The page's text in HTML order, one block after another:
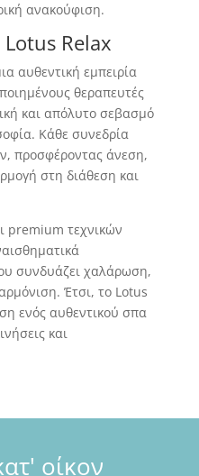
ανακούφιση.
Lotus Relax
αυθεντική εμπειρία
θεραπευτές
και απόλυτο σεβασμό
Κάθε συνεδρία
προσφέροντας άνεση,
στη διάθεση και
premium τεχνικών
συνδυάζει χαλάρωση,
Έτσι, το Lotus
ενός αυθεντικού σπα
και
οίκον